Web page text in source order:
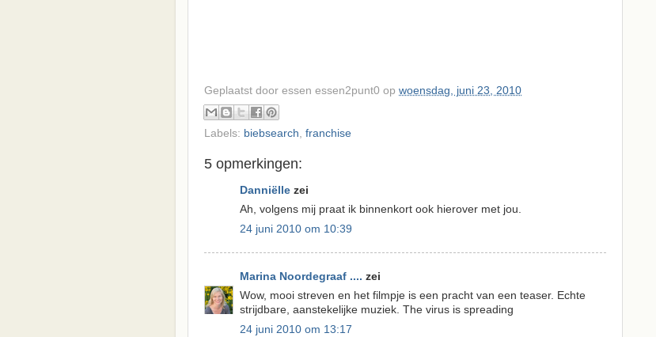
Geplaatst door essen essen2punt0 op woensdag, juni 23, 2010
Labels: biebsearch, franchise
5 opmerkingen:
Danniëlle zei
Ah, volgens mij praat ik binnenkort ook hierover met jou.
24 juni 2010 om 10:39
Marina Noordegraaf .... zei
Wow, mooi streven en het filmpje is een pracht van een teaser. Echte
strijdbare, aanstekelijke muziek. The virus is spreading
24 juni 2010 om 13:17